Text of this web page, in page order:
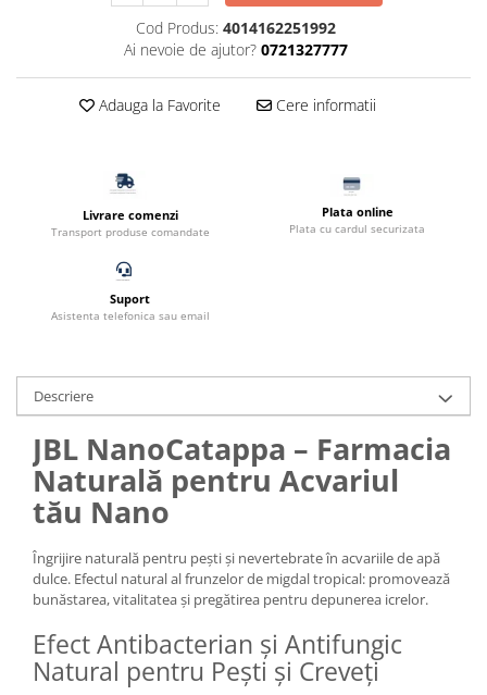
Filtru extern acvariu
Filtru intern acvariu
Pompe aer acvariu
Pompa apa acvariu
Substrat acvariu
Sterilizator acvariu
Teste apa
Furtune si conectori acvarii
Curatare acvarii
Conditioneri apa acvariu
Medii filtrante
Accesorii acvarii
Piese de schimb
Batoane
Colivii pentru pasari
Cod Produs: 4014162251992
Ai nevoie de ajutor? 0721327777
Adauga la Favorite Cere informatii
Livrare comenzi
Transport produse comandate
Plata online
Plata cu cardul securizata
Suport
Asistenta telefonica sau email
Descriere
JBL NanoCatappa – Farmacia
Naturală pentru Acvariul
tău Nano
Îngrijire naturală pentru pești și nevertebrate în acvariile de apă
dulce. Efectul natural al frunzelor de migdal tropical: promovează
bunăstarea, vitalitatea și pregătirea pentru depunerea icrelor.
Efect Antibacterian și Antifungic
Natural pentru Pești și Creveți